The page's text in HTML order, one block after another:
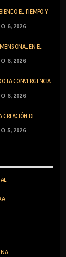
EL TIEMPO Y
6, 2026
EN EL
6, 2026
LA CONVERGENCIA
6, 2026
CREACIÓN DE
5, 2026